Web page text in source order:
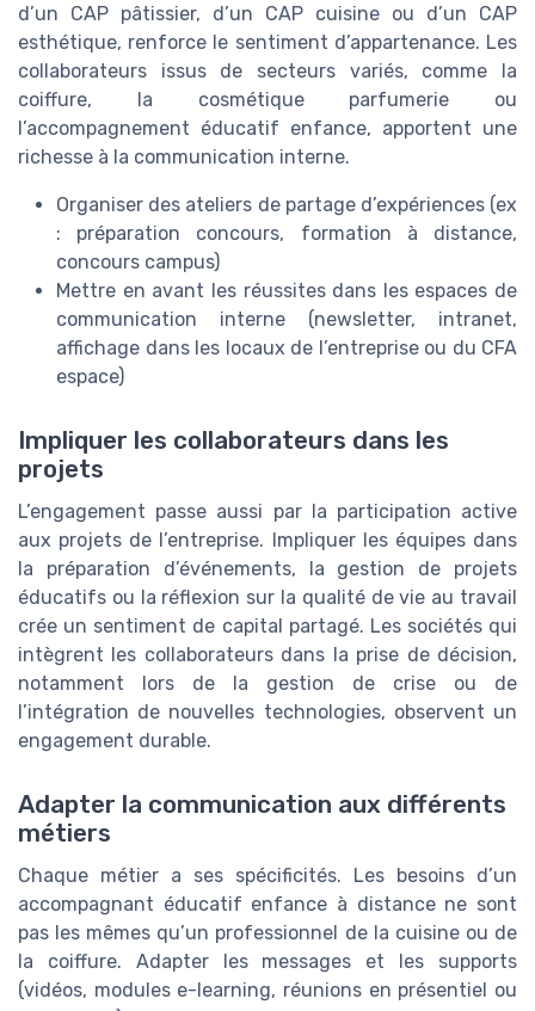
d’un CAP pâtissier, d’un CAP cuisine ou d’un CAP
esthétique, renforce le sentiment d’appartenance. Les
collaborateurs issus de secteurs variés, comme la
coiffure, la cosmétique parfumerie ou
l’accompagnement éducatif enfance, apportent une
richesse à la communication interne.
Organiser des ateliers de partage d’expériences (ex
: préparation concours, formation à distance,
concours campus)
Mettre en avant les réussites dans les espaces de
communication interne (newsletter, intranet,
affichage dans les locaux de l’entreprise ou du CFA
espace)
Impliquer les collaborateurs dans les
projets
L’engagement passe aussi par la participation active
aux projets de l’entreprise. Impliquer les équipes dans
la préparation d’événements, la gestion de projets
éducatifs ou la réflexion sur la qualité de vie au travail
crée un sentiment de capital partagé. Les sociétés qui
intègrent les collaborateurs dans la prise de décision,
notamment lors de la gestion de crise ou de
l’intégration de nouvelles technologies, observent un
engagement durable.
Adapter la communication aux différents
métiers
Chaque métier a ses spécificités. Les besoins d’un
accompagnant éducatif enfance à distance ne sont
pas les mêmes qu’un professionnel de la cuisine ou de
la coiffure. Adapter les messages et les supports
(vidéos, modules e-learning, réunions en présentiel ou